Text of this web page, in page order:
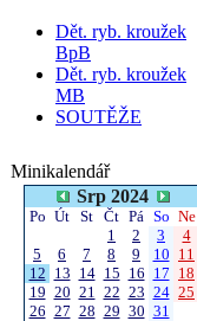
Dět. ryb. kroužek
BpB
Dět. ryb. kroužek
MB
SOUTĚŽE
Minikalendář
Srp 2024
Po Út St Čt Pá So Ne
1
2 3
4
5
6 7 8 9 10 11
12 13 14 15 16 17 18
19 20 21 22 23 24 25
26 27 28 29 30 31